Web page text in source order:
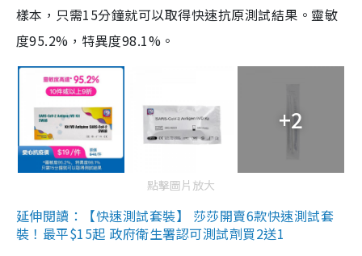
樣本，只需15分鐘就可以取得快速抗原測試結果。靈敏
度95.2%，特異度98.1%。
+2
點擊圖片放大
延伸閱讀：【快速測試套裝】 莎莎開賣6款快速測試套
裝！最平$15起 政府衛生署認可測試劑買2送1